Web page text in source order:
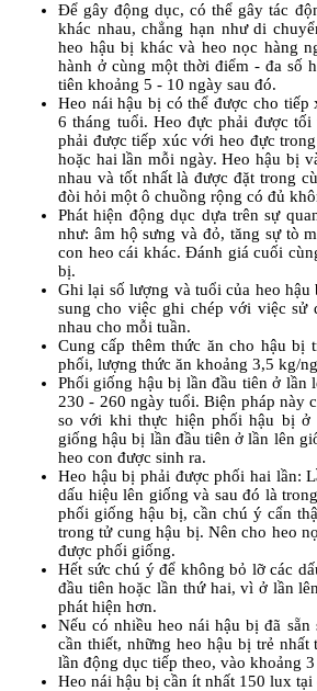
Để gây động dục, có thể gây tác
khác nhau, chẳng hạn như di
heo hậu bị khác và heo nọc hàng
hành ở cùng một thời điểm - đa số
tiên khoảng 5 - 10 ngày sau đó.
Heo nái hậu bị có thể được cho
6 tháng tuổi. Heo đực phải được
phải được tiếp xúc với heo đực
hoặc hai lần mỗi ngày. Heo hậu bị
nhau và tốt nhất là được đặt trong
đòi hỏi một ô chuồng rộng có đủ
Phát hiện động dục dựa trên sự
như: âm hộ sưng và đỏ, tăng sự tò
con heo cái khác. Đánh giá cuối
bị.
Ghi lại số lượng và tuổi của heo
sung cho việc ghi chép với việc sử
nhau cho mỗi tuần.
Cung cấp thêm thức ăn cho hậu
phối, lượng thức ăn khoảng 3,5 kg/
Phối giống hậu bị lần đầu tiên ở lần
230 - 260 ngày tuổi. Biện pháp này
so với khi thực hiện phối hậu bị ở
giống hậu bị lần đầu tiên ở lần lên
heo con được sinh ra.
Heo hậu bị phải được phối hai lần:
dấu hiệu lên giống và sau đó là
phối giống hậu bị, cần chú ý cẩn
trong tử cung hậu bị. Nên cho heo
được phối giống.
Hết sức chú ý để không bỏ lỡ các
đầu tiên hoặc lần thứ hai, vì ở lần
phát hiện hơn.
Nếu có nhiều heo nái hậu bị đã
cần thiết, những heo hậu bị trẻ
lần động dục tiếp theo, vào khoảng 3
Heo nái hậu bị cần ít nhất 150 lux